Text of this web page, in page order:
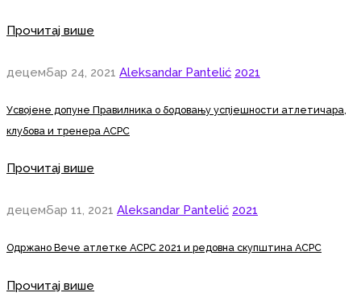
Прочитај више
децембар 24, 2021 Aleksandar Pantelić 2021
Усвојене допуне Правилника о бодовању успјешности атлетичара,
клубова и тренера АСРС
Прочитај више
децембар 11, 2021 Aleksandar Pantelić 2021
Одржано Вече атлетке АСРС 2021 и редовна скупштина АСРС
Прочитај више